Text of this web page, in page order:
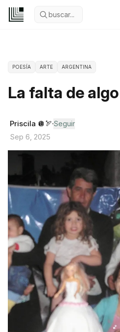
buscar...
POESÍA ARTE ARGENTINA
La falta de algo
Priscila 🪩🏹 Seguir
Sep 6, 2025